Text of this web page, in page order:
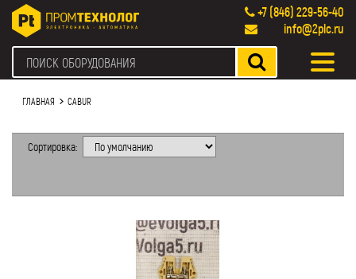
+7 (846) 229-56-40
info@2plc.ru
ГЛАВНАЯ CABUR
Сортировка: